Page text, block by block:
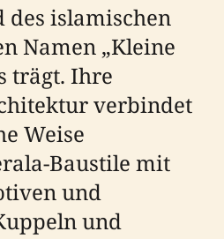
des islamischen
Namen „Kleine
trägt. Ihre
verbindet
Weise
Baustile mit
und
und